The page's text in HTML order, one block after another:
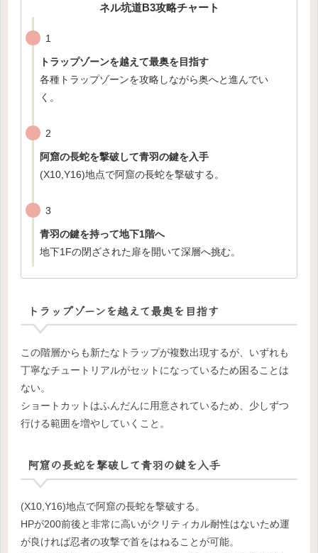
ネル坑道B3攻略チャート
1
トラップゾーンを越えて最奥を目指す
各種トラップゾーンを攻略しながら奥へと進んでい
く。
2
阿窟の長蛇を撃破して青羽の鍵を入手
(X10,Y16)地点で阿窟の長蛇を撃破する。
3
青羽の鍵を持って地下1階へ
地下1Fの閉ざされた扉を開いて深層へ挑む。
トラップゾーンを越えて最奥を目指す
この階層からも新たなトラップが複数出現するが、いずれも
丁寧なチュートリアルがセットになっているため困ることは
ない。
ショートカットはふんだんに用意されているため、少しずつ
行ける範囲を増やしていくこと。
阿窟の長蛇を撃破して青羽の鍵を入手
(X10,Y16)地点で阿窟の長蛇を撃破する。
HPが200前後と非常に高いがクリティカル耐性はないため運
が良ければ忍者の攻撃で首をはねることが可能。